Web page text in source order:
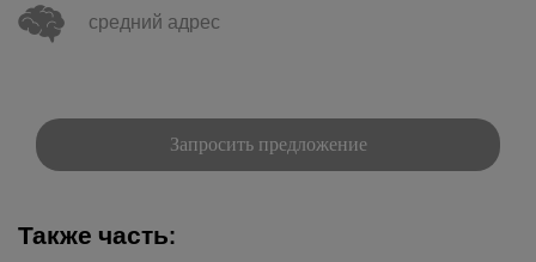
средний адрес
Запросить предложение
Также часть: